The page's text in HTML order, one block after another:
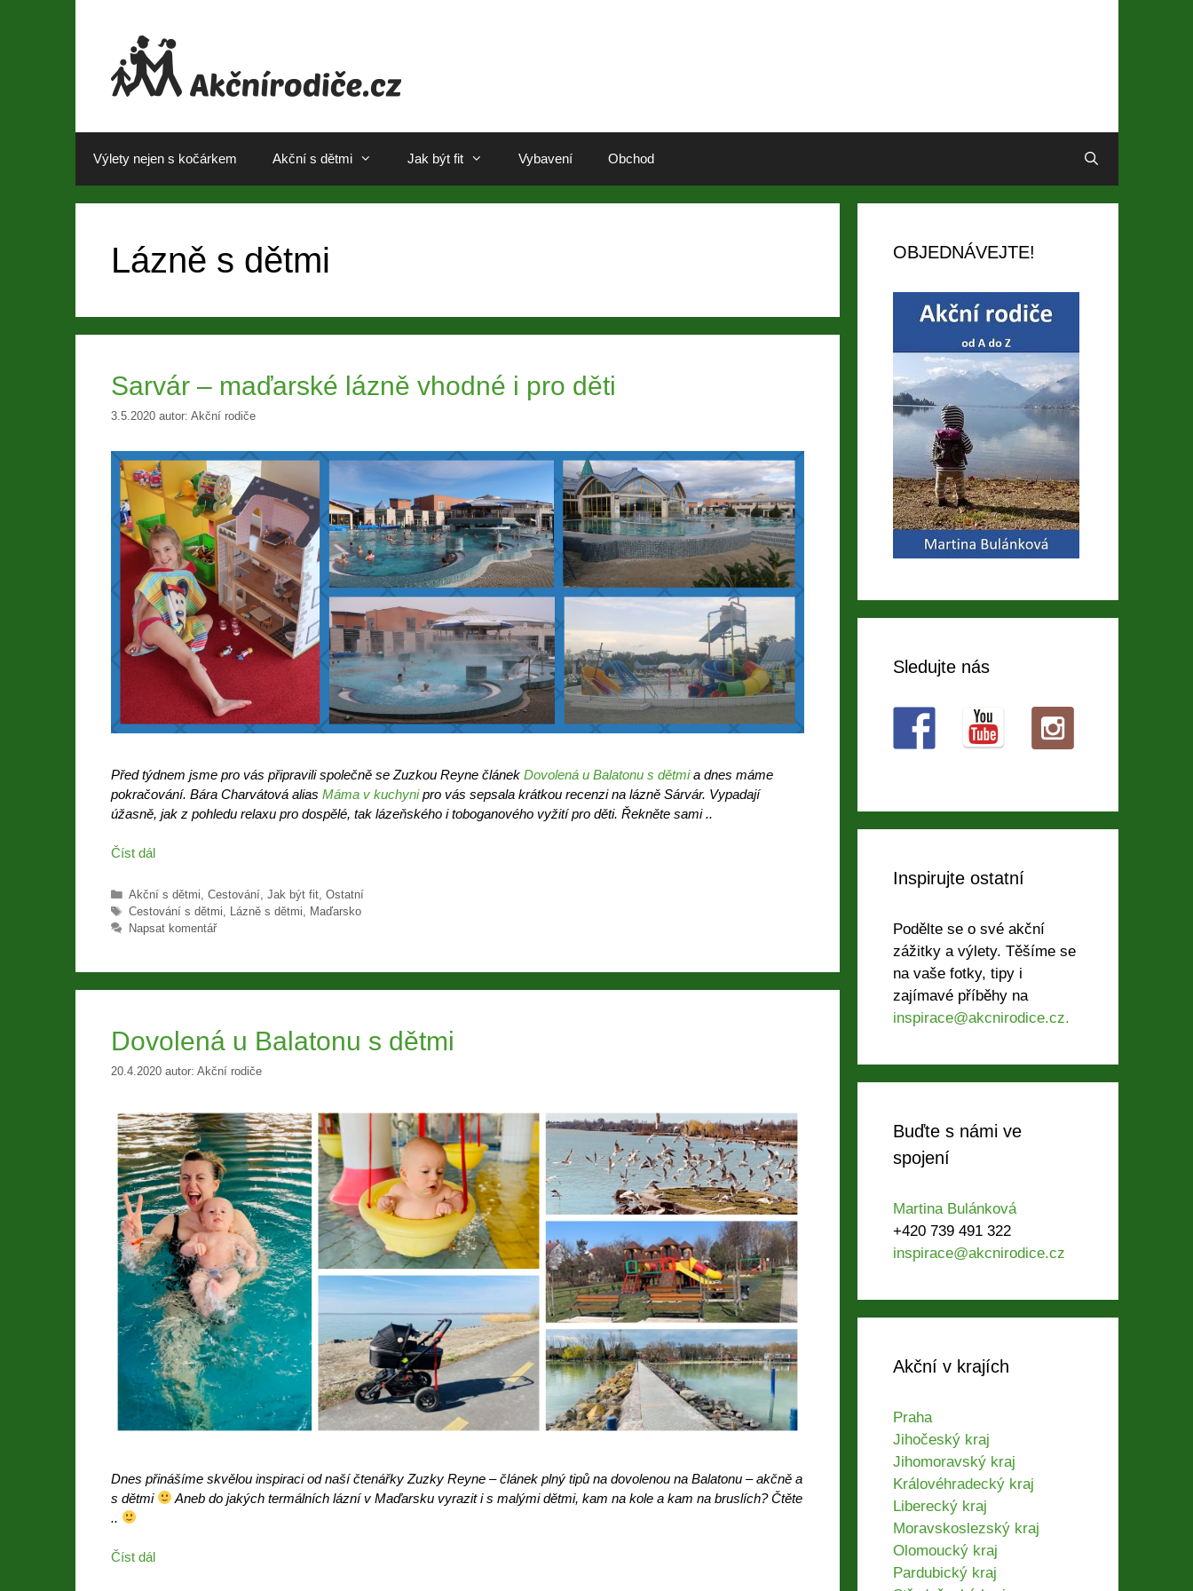
Výlety nejen s kočárkem Akční s dětmi Jak být fit Vybavení Obchod
Lázně s dětmi
Sarvár – maďarské lázně vhodné i pro děti
3.5.2020 autor: Akční rodiče
Před týdnem jsme pro vás připravili společně se Zuzkou Reyne článek Dovolená u Balatonu s dětmia dnes máme
pokračování. Bára Charvátová alias Máma v kuchynipro vás sepsala krátkou recenzi na lázně Sárvár. Vypadají
úžasně, jak z pohledu relaxu pro dospělé, tak lázeňského i toboganového vyžití pro děti. Řekněte sami ..
Číst dál
Rubriky
Akční s dětmi ,Cestování ,Jak být fit ,Ostatní
Štítky
Cestování s dětmi Lázně s dětmi
Maďarsko
Napsat komentář
Dovolená u Balatonu s dětmi
20.4.2020 autor: Akční rodiče
Dnes přinášíme skvělou inspiraci od naší čtenářky Zuzky Reyne – článek plný tipů na dovolenou na Balatonu – akčně a
s dětmi
Aneb do jakých termálních lázní v Maďarsku vyrazit i s malými dětmi, kam na kole a kam na bruslích? Čtěte
..
Číst dál
OBJEDNÁVEJTE!
Sledujte nás
Inspirujte ostatní
Podělte se o své akční
zážitky a výlety. Těšíme se
na vaše fotky, tipy i
zajímavé příběhy na
inspirace@akcnirodice.cz.
Buďte s námi ve
spojení
Martina Bulánková
+420 739 491 322
inspirace@akcnirodice.cz
Akční v krajích
Praha
Jihočeský kraj
Jihomoravský kraj
Královéhradecký kraj
Liberecký kraj
Moravskoslezský kraj
Olomoucký kraj
Pardubický kraj